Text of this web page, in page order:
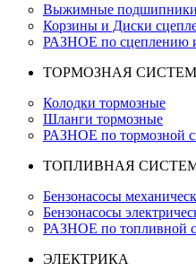
Выжимные
Корзины и Диски
РАЗНОЕ по
ТОРМОЗНАЯ
Колодки тормозные
Шланги тормозные
РАЗНОЕ по тормозной
ТОПЛИВНАЯ
Бензонасосы
Бензонасосы
РАЗНОЕ по топливной
ЭЛЕКТРИКА